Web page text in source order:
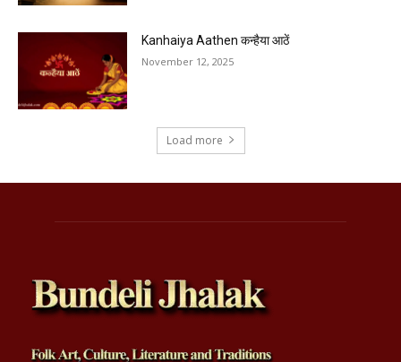
Kanhaiya Aathen कन्हैया आठें
November 12, 2025
Load more